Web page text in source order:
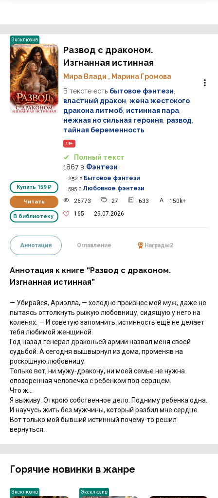
Эксклюзив
Купить 159 ₽
Читать
В библиотеку
Развод с драконом.
Изгнанная истинная
Мира Влади , Марина Громова
В тексте есть бытовое фэнтези
властный дракон жена жестокого
дракона литмоб истинная пара
нежная но сильная героиня развод
тайная беременность
18+
Полный текст
1867 в Фэнтези
252 в Бытовое фэнтези
595 в Любовное фэнтези
26773
27 633
150k+
165
29.07.2026
Аннотация Оглавление Награды2
Аннотация к книге “Развод с драконом.
Изгнанная истинная”
— Убирайся, Ариэлла, — холодно произнес мой муж, даже не
пытаясь оттолкнуть рыжую любовницу, сидящую у него на
коленях. — И советую запомнить: истинность ещё не делает
тебя любимой женщиной.
Год назад генерал драконьей армии назвал меня своей
судьбой. А сегодня вышвырнул из дома, променяв на
роскошную любовницу.
Только вот, ни мужу-дракону, ни моей семье не нужна
опозоренная человечка с ребёнком под сердцем.
Что ж…
Я выживу. Открою собственное дело. Подниму ребенка одна.
И научусь жить без мужчины, который разбил мне сердце.
Вот только мой бывший истинный почему-то решил
вернуться.
Горячие новинки в жанре
Эксклюзив Эксклюзив